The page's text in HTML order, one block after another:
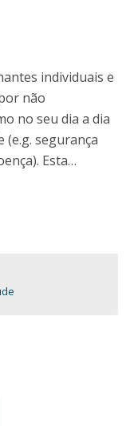
individuais e
não
no seu dia a dia
(e.g. segurança
Esta